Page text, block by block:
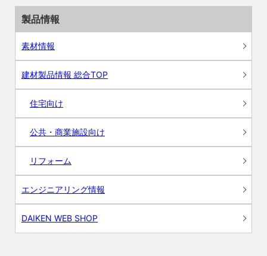
製品情報
素材情報
建材製品情報 総合TOP
住宅向け
公共・商業施設向け
リフォーム
エンジニアリング情報
DAIKEN WEB SHOP